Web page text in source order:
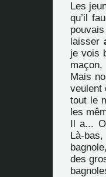
Les
qu’il
laisser
je vois
Mais
veulent
tout le
les
Il a...
Là-
des